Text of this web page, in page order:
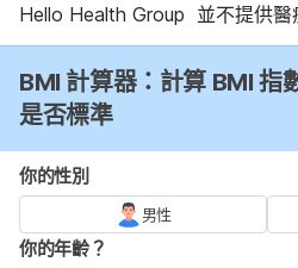
Hello Health Group 並不提供醫
BMI 計算器：計算 BMI 指
是否標準
你的性別
男性
你的年齡？